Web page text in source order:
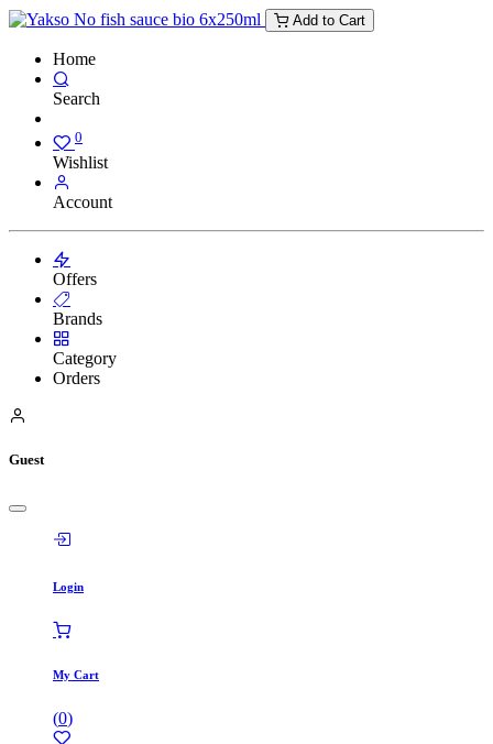
Add to Cart
Home
Search
0
Wishlist
Account
Offers
Brands
Category
Orders
Guest
Login
My Cart
(0)